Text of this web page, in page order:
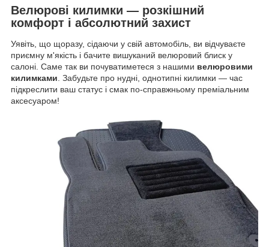
Велюрові килимки — розкішний
комфорт і абсолютний захист
Уявіть, що щоразу, сідаючи у свій автомобіль, ви відчуваєте
приємну м'якість і бачите вишуканий велюровий блиск у
салоні. Саме так ви почуватиметеся з нашими велюровими
килимками. Забудьте про нудні, однотипні килимки — час
підкреслити ваш статус і смак по-справжньому преміальним
аксесуаром!